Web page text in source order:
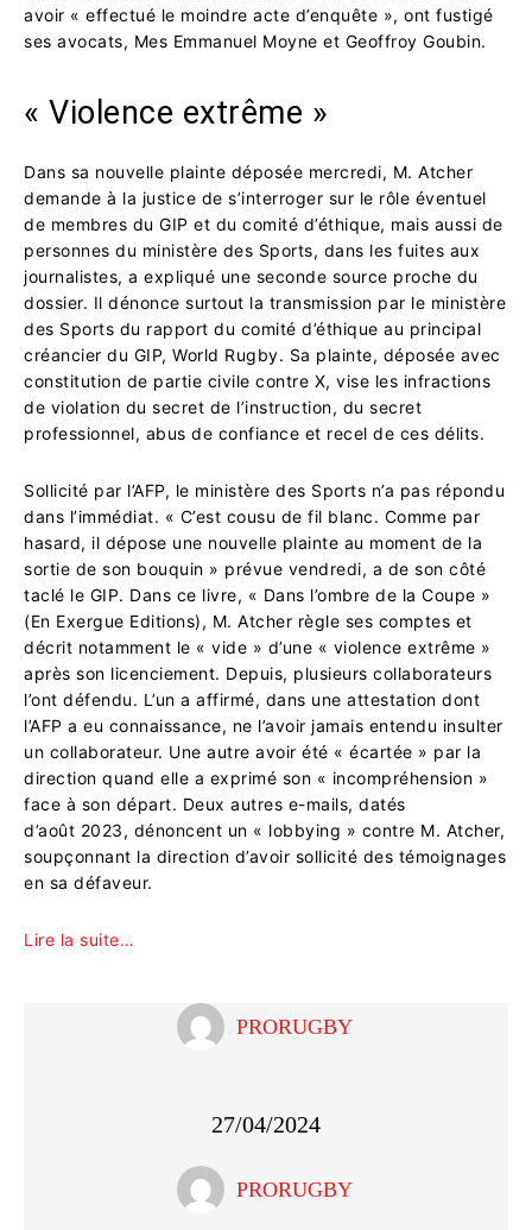
avoir « effectué le moindre acte d’enquête », ont fustigé
ses avocats, Mes Emmanuel Moyne et Geoffroy Goubin.
« Violence extrême »
Dans sa nouvelle plainte déposée mercredi, M. Atcher
demande à la justice de s’interroger sur le rôle éventuel
de membres du GIP et du comité d’éthique, mais aussi de
personnes du ministère des Sports, dans les fuites aux
journalistes, a expliqué une seconde source proche du
dossier. Il dénonce surtout la transmission par le ministère
des Sports du rapport du comité d’éthique au principal
créancier du GIP, World Rugby. Sa plainte, déposée avec
constitution de partie civile contre X, vise les infractions
de violation du secret de l’instruction, du secret
professionnel, abus de confiance et recel de ces délits.
Sollicité par l’AFP, le ministère des Sports n’a pas répondu
dans l’immédiat. « C’est cousu de fil blanc. Comme par
hasard, il dépose une nouvelle plainte au moment de la
sortie de son bouquin » prévue vendredi, a de son côté
taclé le GIP. Dans ce livre, « Dans l’ombre de la Coupe »
(En Exergue Editions), M. Atcher règle ses comptes et
décrit notamment le « vide » d’une « violence extrême »
après son licenciement. Depuis, plusieurs collaborateurs
l’ont défendu. L’un a affirmé, dans une attestation dont
l’AFP a eu connaissance, ne l’avoir jamais entendu insulter
un collaborateur. Une autre avoir été « écartée » par la
direction quand elle a exprimé son « incompréhension »
face à son départ. Deux autres e-mails, datés
d’août 2023, dénoncent un « lobbying » contre M. Atcher,
soupçonnant la direction d’avoir sollicité des témoignages
en sa défaveur.
Lire la suite…
PRORUGBY
27/04/2024
PRORUGBY